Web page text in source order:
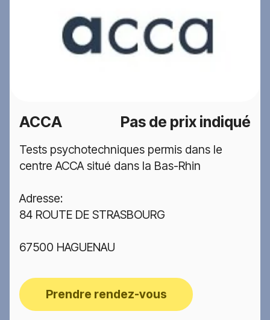
ACCA Pas de prix indiqué
Tests psychotechniques permis dans le
centre ACCA situé dans la Bas-Rhin
Adresse:
84 ROUTE DE STRASBOURG
67500 HAGUENAU
Prendre rendez-vous